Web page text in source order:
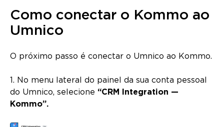
Como conectar o Kommo ao
Umnico
O próximo passo é conectar o Umnico ao Kommo.
1. No menu lateral do painel da sua conta pessoal
do Umnico, selecione “CRM Integration —
Kommo”.